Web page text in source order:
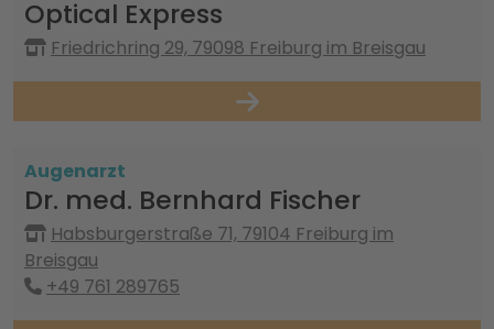
Optical Express
Friedrichring 29, 79098 Freiburg im Breisgau
Augenarzt
Dr. med. Bernhard Fischer
Habsburgerstraße 71, 79104 Freiburg im
Breisgau
+49 761 289765